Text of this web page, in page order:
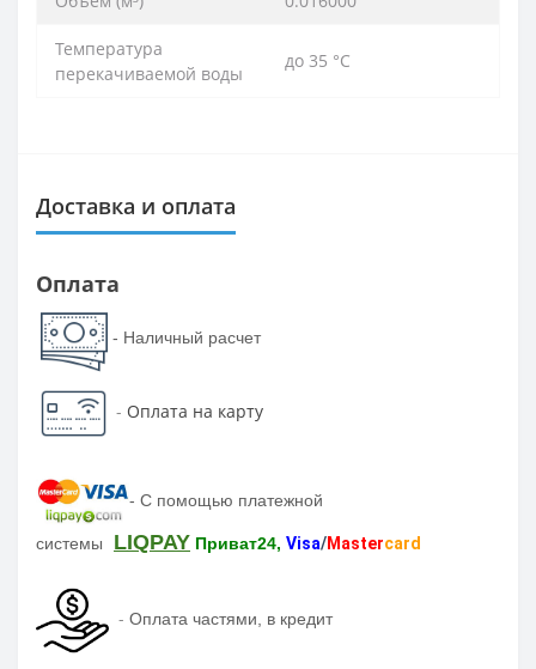
Температура
перекачиваемой воды
до 35 °С
Доставка и оплата
Оплата
- Наличный расчет
- Оплата на карту
- С помощью платежной
системы LIQPAY Приват24, Visa/Mastercard
- Оплата частями, в кредит